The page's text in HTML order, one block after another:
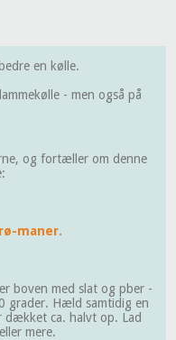
en kølle.
- men også på
og fortæller om denne
maner.
boven med slat og pber -
grader. Hæld samtidig en
dækket ca. halvt op. Lad
mere.